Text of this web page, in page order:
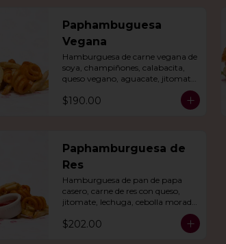
Paphambuguesa
Vegana
Hamburguesa de carne vegana de
soya, champiñones, calabacita,
queso vegano, aguacate, jitomate,
papas fritas y rizo.
$190.00
Paphamburguesa de
Res
Hamburguesa de pan de papa
casero, carne de res con queso,
jitomate, lechuga, cebolla morada
y nuestro aderezo. Acompañada
de papas fritas y rizo.
$202.00